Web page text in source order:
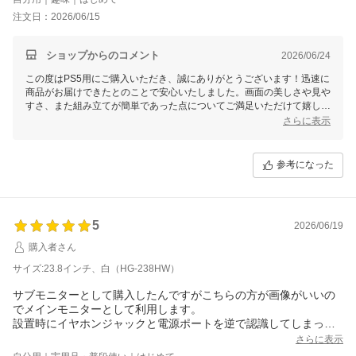
注文日：2026/06/15
ショップからのコメント 2026/06/24
この度はPS5用にご購入いただき、誠にありがとうございます！迅速に
商品がお届けできたとのことで安心いたしました。画面の美しさや見や
すさ、また組み立てが簡単であった点についてご満足いただけて嬉しい
です。ぜひ快適なゲーム体験をお楽しみください。何かご不明な点がご
さらに表示
参考になった
5
2026/06/19
購入者さん
サイズ:23.8インチ、白（HG-238HW）
サブモニターとして購入したんですがこちらの方が画像がいいの
でメインモニターとして利用します。
設置時にイヤホンジャックと電源ポートを逆で認識してしまって
問い合わせしたんですが、その日のうちに返事をもらえて助かり
ました。
さらに表示